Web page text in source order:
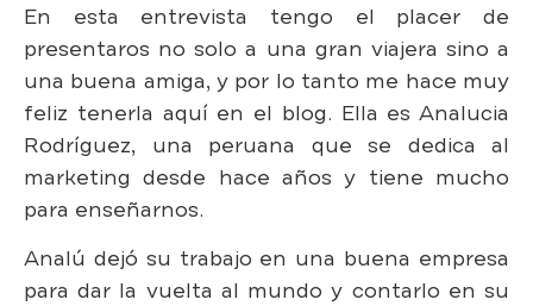
En esta entrevista tengo el placer de
presentaros no solo a una gran viajera sino a
una buena amiga, y por lo tanto me hace muy
feliz tenerla aquí en el blog. Ella es Analucia
Rodríguez, una peruana que se dedica al
marketing desde hace años y tiene mucho
para enseñarnos.
Analú dejó su trabajo en una buena empresa
para dar la vuelta al mundo y contarlo en su